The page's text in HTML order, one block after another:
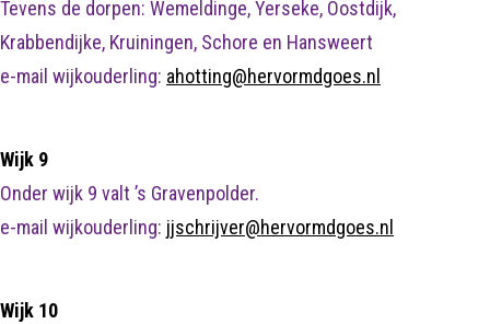
Tevens de dorpen: Wemeldinge, Yerseke, Oostdijk,
Krabbendijke, Kruiningen, Schore en Hansweert
e-mail wijkouderling: ahotting@hervormdgoes.nl
Wijk 9
Onder wijk 9 valt ’s Gravenpolder.
e-mail wijkouderling: jjschrijver@hervormdgoes.nl
Wijk 10